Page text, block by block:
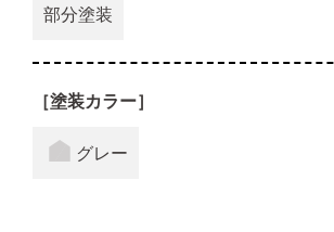
部分塗装
［塗装カラー］
グレー